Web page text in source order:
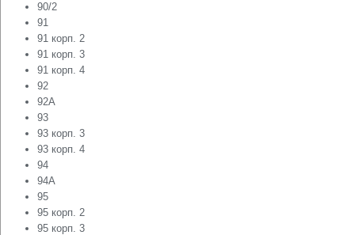
90/2
91
91 корп. 2
91 корп. 3
91 корп. 4
92
92А
93
93 корп. 3
93 корп. 4
94
94А
95
95 корп. 2
95 корп. 3